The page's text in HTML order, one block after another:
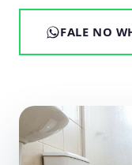
FALE NO